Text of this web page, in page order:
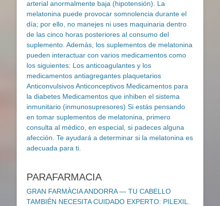
PARAFARMACIA
GRAN FARMÀCIA ANDORRA — TU CABELLO
TAMBIÉN NECESITA CUIDADO EXPERTO: PILEXIL.